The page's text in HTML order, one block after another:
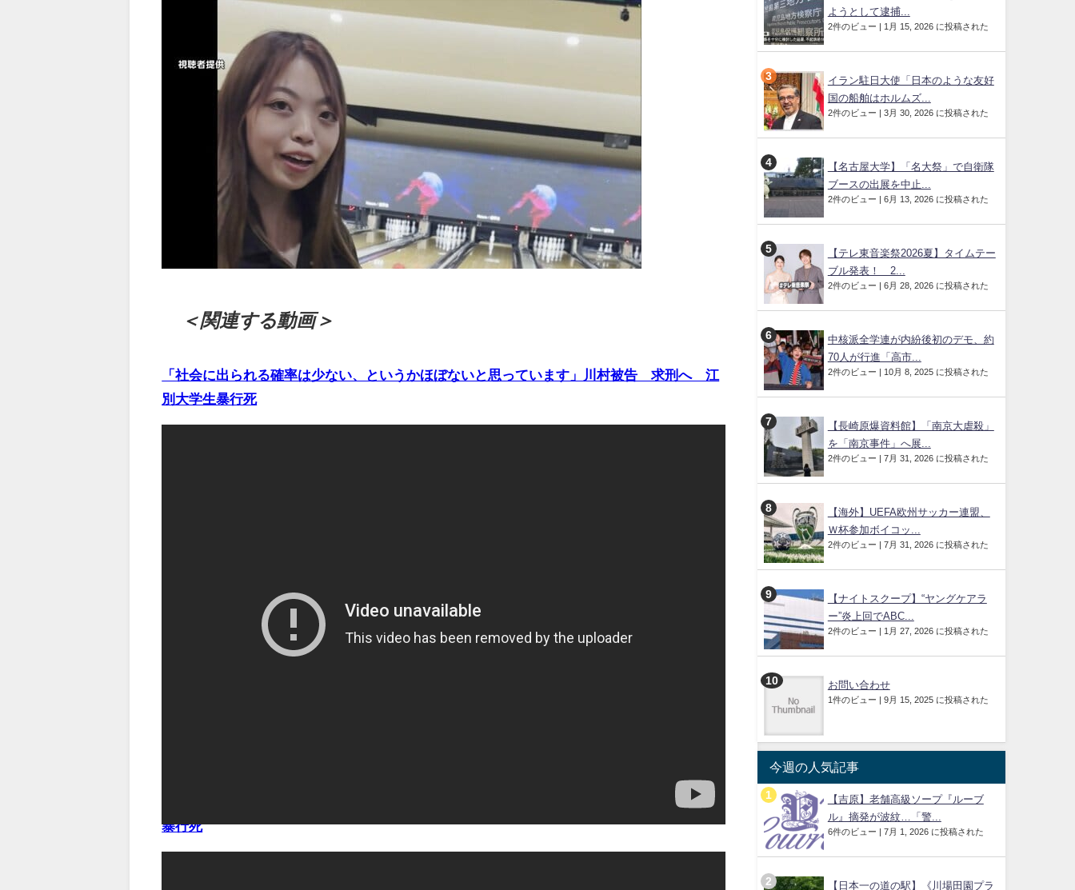
＜関連する動画＞
「社会に出られる確率は少ない、というかほぼないと思っています」川村被告 求刑へ 江
別大学生暴行死
【速報】川村葉音被告に無期懲役を求刑 札幌地裁は「強盗致死罪が成立する」江別大学生
暴行死
ようとして逮捕...
2件のビュー | 1月 15, 2026 に投稿された
イラン駐日大使「日本のような友好
国の船舶はホルムズ...
2件のビュー | 3月 30, 2026 に投稿された
【名古屋大学】「名大祭」で自衛隊
ブースの出展を中止...
2件のビュー | 6月 13, 2026 に投稿された
【テレ東音楽祭2026夏】タイムテー
ブル発表！ 2...
2件のビュー | 6月 28, 2026 に投稿された
中核派全学連が内紛後初のデモ、約
70人が行進「高市...
2件のビュー | 10月 8, 2025 に投稿された
【長崎原爆資料館】「南京大虐殺」
を「南京事件」へ展...
2件のビュー | 7月 31, 2026 に投稿された
【海外】UEFA欧州サッカー連盟、
Ｗ杯参加ボイコッ...
2件のビュー | 7月 31, 2026 に投稿された
【ナイトスクープ】“ヤングケアラ
ー”炎上回でABC...
2件のビュー | 1月 27, 2026 に投稿された
お問い合わせ
1件のビュー | 9月 15, 2025 に投稿された
今週の人気記事
【吉原】老舗高級ソープ『ルーブ
ル』摘発が波紋…「警...
6件のビュー | 7月 1, 2026 に投稿された
【日本一の道の駅】《川場田園プラ